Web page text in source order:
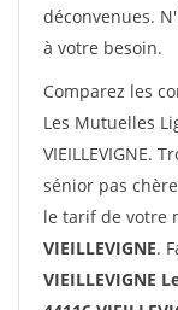
déconvenues.
à votre besoin.
Comparez les
Les Mutuelles
VIEILLEVIGNE.
sénior pas
le tarif de votre
VIEILLEVIGNE.
VIEILLEVIGNE